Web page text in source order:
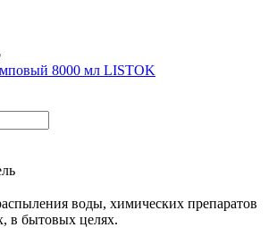
8000 мл LISTOK
воды, химических препаратов
в бытовых целях.